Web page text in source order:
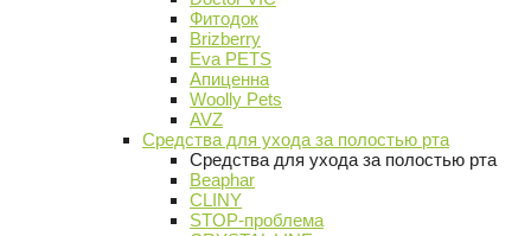
Фитодок
Brizberry
Eva PETS
Апиценна
Woolly Pets
AVZ
Средства для ухода за полостью рта
Средства для ухода за полостью рта
Beaphar
CLINY
STOP-проблема